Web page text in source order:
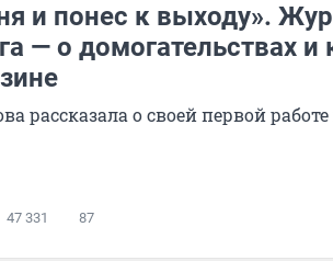
и понес к выходу».
— о домогательствах и
рассказала о своей первой работе
47 331 87